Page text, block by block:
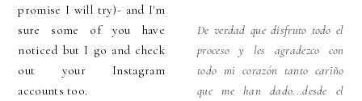
promise I will try)- and I'm
sure some of you have
noticed but I go and check
out your Instagram
accounts too.
De verdad que disfruto todo el
proceso y les agradezco con
todo mi corazón tanto cariño
que me han dado...desde el